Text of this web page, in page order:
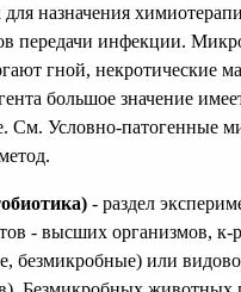
назначения
передачи инфекции.
гной, некротические
большое значение
См. Условно-патогенные
- раздел
- высших организмов, к-
безмикробные) или